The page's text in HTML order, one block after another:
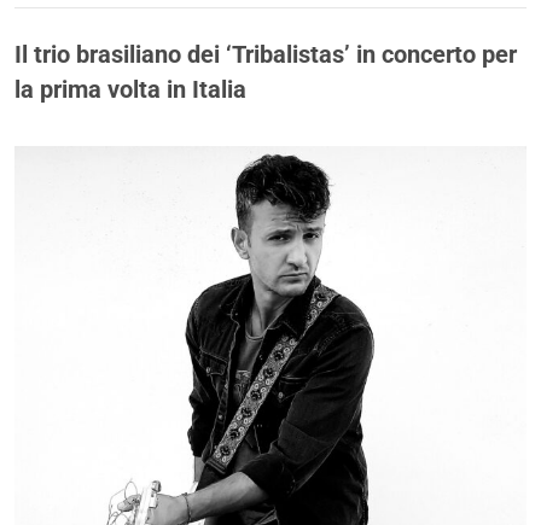
Il trio brasiliano dei ‘Tribalistas’ in concerto per
la prima volta in Italia